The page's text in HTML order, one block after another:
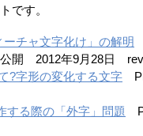
です。
チャ文字化け」の解明
開 2012年9月28日 rev.
?字形の変化する文字
する際の「外字」問題